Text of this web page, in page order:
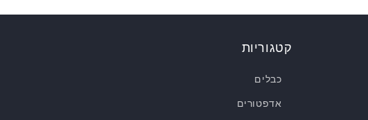
קטגוריות
כבלים
אדפטורים